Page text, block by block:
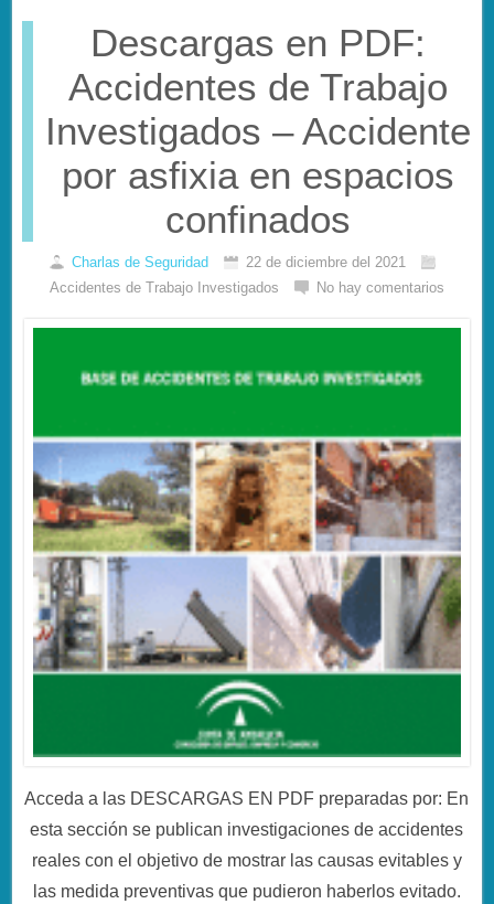
Descargas en PDF:
Accidentes de Trabajo
Investigados – Accidente
por asfixia en espacios
confinados
Charlas de Seguridad
22 de diciembre del 2021
Accidentes de Trabajo Investigados
No hay comentarios
Acceda a las DESCARGAS EN PDF preparadas por: En
esta sección se publican investigaciones de accidentes
reales con el objetivo de mostrar las causas evitables y
las medida preventivas que pudieron haberlos evitado.